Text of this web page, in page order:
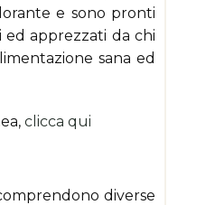
e sono pronti
ed apprezzati da chi
sana ed
clicca qui
diverse